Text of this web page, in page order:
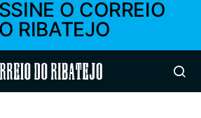
O CORREIO
RIBATEJO
do Ribatejo